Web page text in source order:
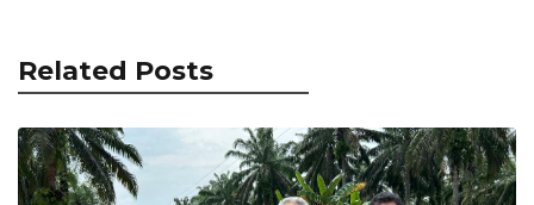
Related Posts